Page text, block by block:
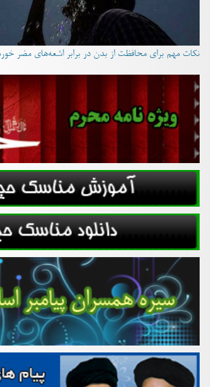
نکات مهم برای محافظت از بدن در برابر اشعه‌های مضر